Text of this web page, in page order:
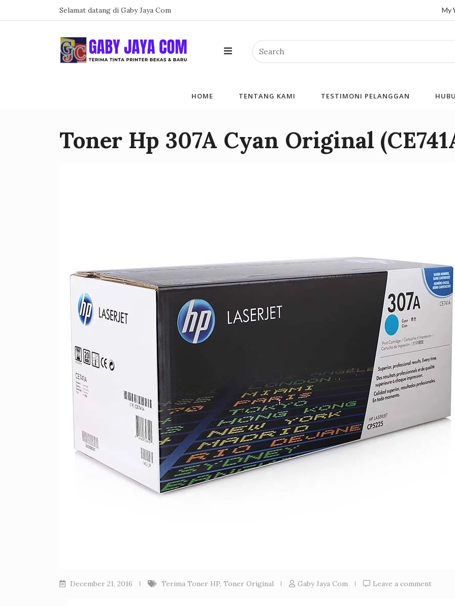
to
Selamat datang di Gaby Jaya Com My
Search
HOME TENTANG KAMI TESTIMONI PELANGGAN
Toner Hp 307A Cyan Original
December 21, 2016 Terima Toner HP, Toner Original Gaby Jaya Com Leave a comment